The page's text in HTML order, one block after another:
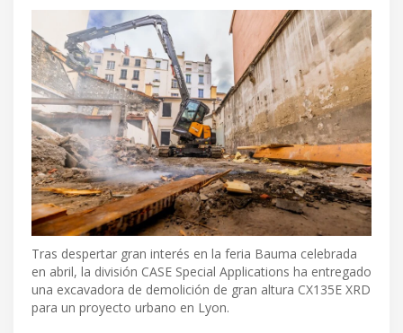
Tras despertar gran interés en la feria Bauma celebrada
en abril, la división CASE Special Applications ha entregado
una excavadora de demolición de gran altura CX135E XRD
para un proyecto urbano en Lyon.